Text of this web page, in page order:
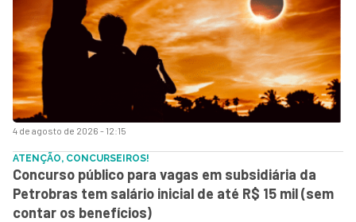
4 de agosto de 2026 - 12:15
ATENÇÃO, CONCURSEIROS!
Concurso público para vagas em subsidiária da
Petrobras tem salário inicial de até R$ 15 mil (sem
contar os benefícios)